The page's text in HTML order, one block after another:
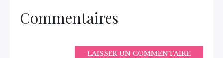
Commentaires
LAISSER UN COMMENTAIRE